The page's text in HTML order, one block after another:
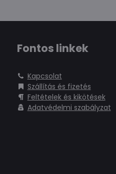
Fontos linkek
Kapcsolat
Szállítás és fizetés
Feltételek és kikötések
Adatvédelmi szabályzat